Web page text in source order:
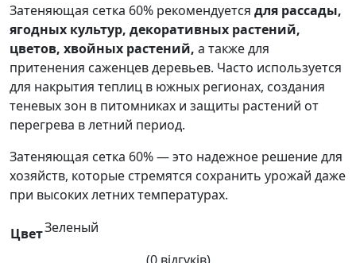
Затеняющая сетка 60% рекомендуется для рассады,
ягодных культур, декоративных растений,
цветов, хвойных растений, а также для
притенения саженцев деревьев. Часто используется
для накрытия теплиц в южных регионах, создания
теневых зон в питомниках и защиты растений от
перегрева в летний период.
Затеняющая сетка 60% — это надежное решение для
хозяйств, которые стремятся сохранить урожай даже
при высоких летних температурах.
ЦветЗеленый